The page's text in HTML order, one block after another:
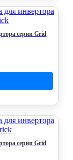
серии Grid
серии Grid